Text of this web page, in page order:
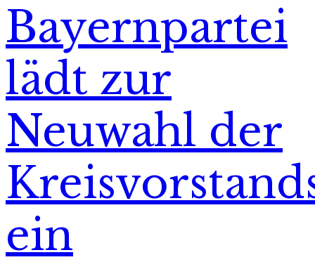
Bayernpartei
lädt zur
Neuwahl der
ein